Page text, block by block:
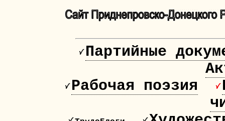
Партийные
Рабочая поэзия